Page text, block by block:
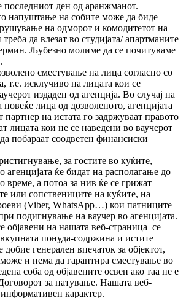
последниот ден од аранжманот.
напуштање на собите може да биде
на одморот и комодитетот на
да влезат во студијата/ апартманите
Љубезно молиме да се почитуваме
сместување на лица согласно со
т.е. исклучиво на лицата кои се
издаден од агенција. Во случај на
лица од дозволеното, агенцијата
на истата го задржуваат правото
лицата кои не се наведени во ваучерот
побараат соодветен финансиски
за гостите во куќите,
агенцијата ќе бидат на располагање до
време, а потоа за нив ќе се грижат
или сопствениците на куќите, на
(Viber, WhatsApp…) кои патниците
подигнување на ваучер во агенцијата.
објавени на нашата веб-страница се
понуда-содржина и истите
добие генерален впечаток за објектот,
може и нема да гарантира сместување во
соба од објавените освен ако таа не е
за патување. Нашата веб-
карактер.